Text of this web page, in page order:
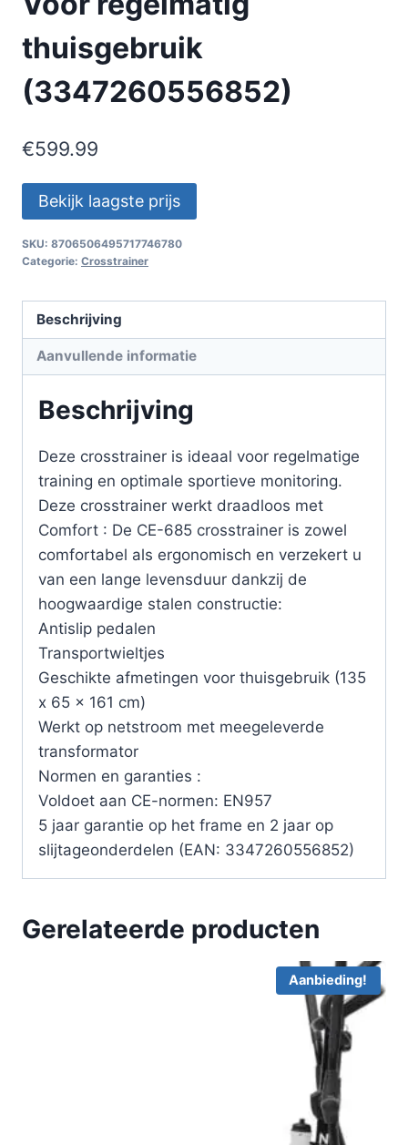
thuisgebruik
(3347260556852)
€599.99
Bekijk laagste prijs
SKU: 8706506495717746780
Categorie: Crosstrainer
Beschrijving
Aanvullende informatie
Beschrijving
Deze crosstrainer is ideaal voor regelmatige
training en optimale sportieve monitoring.
Deze crosstrainer werkt draadloos met
Comfort : De CE-685 crosstrainer is zowel
comfortabel als ergonomisch en verzekert u
van een lange levensduur dankzij de
hoogwaardige stalen constructie:
Antislip pedalen
Transportwieltjes
Geschikte afmetingen voor thuisgebruik (135
x 65 x 161 cm)
Werkt op netstroom met meegeleverde
transformator
Normen en garanties :
Voldoet aan CE-normen: EN957
5 jaar garantie op het frame en 2 jaar op
slijtageonderdelen (EAN: 3347260556852)
Gerelateerde producten
Aanbieding!